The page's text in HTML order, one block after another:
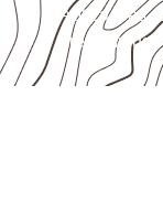
Aplicações
presumir